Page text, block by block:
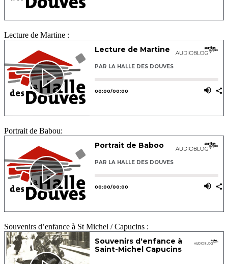
Lecture de Martine :
Portrait de Babou:
Souvenirs d’enfance à St Michel / Capucins :